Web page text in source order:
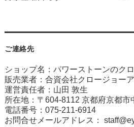
ご連絡先
ショップ名：パワーストーンのク
販売業者：合資会社クロージョー
運営責任者：山田 敦生
所在地：〒604-8112 京都府京都市
電話番号：075-211-6914
お問合せメールアドレス：